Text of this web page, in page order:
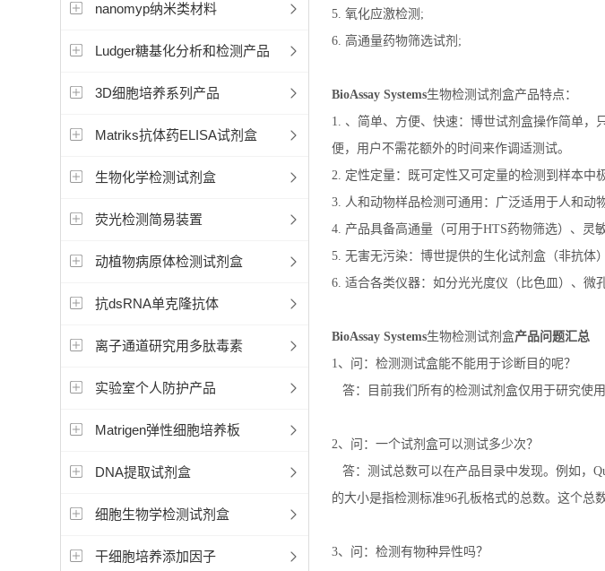
nanomyp纳米类材料
Ludger糖基化分析和检测产品
3D细胞培养系列产品
Matriks抗体药ELISA试剂盒
生物化学检测试剂盒
荧光检测简易装置
动植物病原体检测试剂盒
抗dsRNA单克隆抗体
离子通道研究用多肽毒素
实验室个人防护产品
Matrigen弹性细胞培养板
DNA提取试剂盒
细胞生物学检测试剂盒
干细胞培养添加因子
5. 氧化应激检测 ;
6. 高通量药物筛选试剂 ;
BioAssay Systems生物检测试剂盒产品特点：
1. 、简单、方便、快速：博世试剂盒操作简单，
便，用户不需花额外的时间来作调适测试。
2. 定性定量：既可定性又可定量的检测到样本中
3. 人和动物样品检测可通用：广泛适用于人和动
4. 产品具备高通量（可用于HTS药物筛选）、灵
5. 无害无污染：博世提供的生化试剂盒（非抗体
6. 适合各类仪器：如分光光度仪（比色皿）、微
BioAssay Systems生物检测试剂盒产品问题汇总
1、问：检测测试盒能不能用于诊断目的呢？
答：目前我们所有的检测试剂盒仅用于研究使
2、问：一个试剂盒可以测试多少次？
答：测试总数可以在产品目录中发现。例如，
的大小是指检测标准96孔板格式的总数。这个总
3、问：检测有物种异性吗？